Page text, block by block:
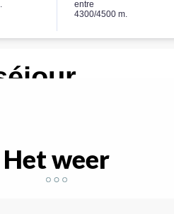
Het weer